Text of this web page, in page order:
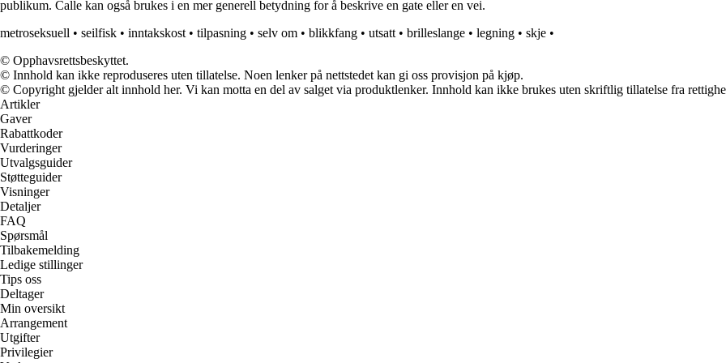
publikum. Calle kan også brukes i en mer generell betydning for å beskrive en gate eller en vei.
metroseksuell • seilfisk • inntakskost • tilpasning • selv om • blikkfang • utsatt • brilleslange • legning • skje •
© Opphavsrettsbeskyttet.
© Innhold kan ikke reproduseres uten tillatelse. Noen lenker på nettstedet kan gi oss provisjon på kjøp.
© Copyright gjelder alt innhold her. Vi kan motta en del av salget via produktlenker. Innhold kan ikke brukes uten skriftlig tillatelse fra
Artikler
Gaver
Rabattkoder
Vurderinger
Utvalgsguider
Støtteguider
Visninger
Detaljer
FAQ
Spørsmål
Tilbakemelding
Ledige stillinger
Tips oss
Deltager
Min oversikt
Arrangement
Utgifter
Privilegier